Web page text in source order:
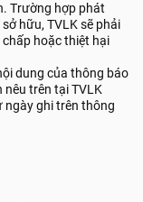
Trường hợp phát
hữu, TVLK sẽ phải
hoặc thiệt hại
dung của thông báo
trên tại TVLK
ngày ghi trên thông